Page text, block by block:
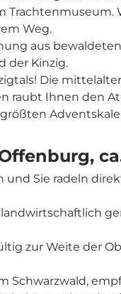
Trachtenmuseum.
Weg.
aus
der Kinzig.
Die
raubt Ihnen den
und Sie radeln
landwirtschaftlich
zur Weite der
Schwarzwald,